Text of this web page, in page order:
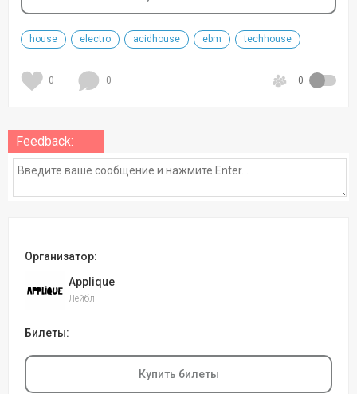
house electro acidhouse ebm techhouse
0 0 0
Feedback:
Организатор:
Applique
Лейбл
Билеты:
Купить билеты